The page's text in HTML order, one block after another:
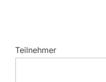
Teilnehmer